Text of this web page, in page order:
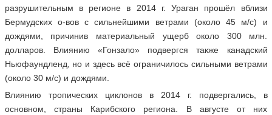
разрушительным в регионе в 2014 г. Ураган прошёл вблизи
Бермудских о-вов с сильнейшими ветрами (около 45 м/с) и
дождями, причинив материальный ущерб около 300 млн.
долларов. Влиянию «Гонзало» подвергся также канадский
Ньюфаундленд, но и здесь всё ограничилось сильными ветрами
(около 30 м/с) и дождями.
Влиянию тропических циклонов в 2014 г. подвергались, в
основном, страны Карибского региона. В августе от них